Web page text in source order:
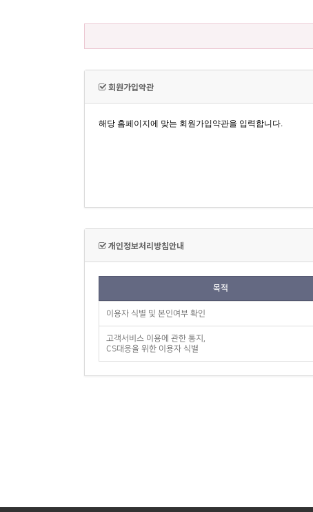
회원가입약관
개인정보처리방침안내
목적
이용자 식별 및 본인여부 확인
고객서비스 이용에 관한 통지,
CS대응을 위한 이용자 식별